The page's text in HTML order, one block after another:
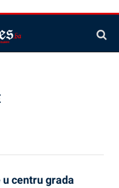
centru grada